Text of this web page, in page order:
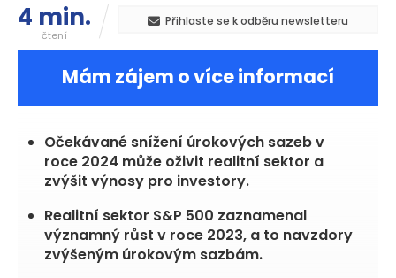
4 min.
čtení
Přihlaste se k odběru newsletteru
Mám zájem o více informací
Očekávané snížení úrokových sazeb v
roce 2024 může oživit realitní sektor a
zvýšit výnosy pro investory.
Realitní sektor S&P 500 zaznamenal
významný růst v roce 2023, a to navzdory
zvýšeným úrokovým sazbám.